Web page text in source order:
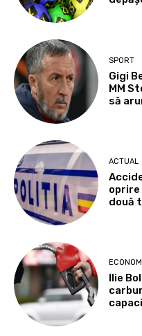
SPORT
Gigi
MM
să
ACTUAL
oprire
două
Ilie